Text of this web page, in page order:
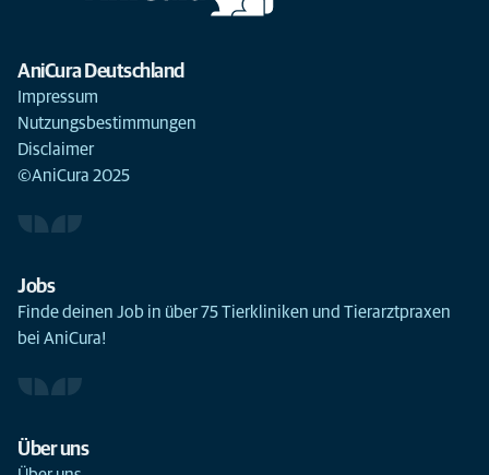
AniCura Deutschland
Impressum
Nutzungsbestimmungen
Disclaimer
©AniCura 2025
Jobs
Finde deinen Job in über 75 Tierkliniken und Tierarztpraxen
bei AniCura!
Über uns